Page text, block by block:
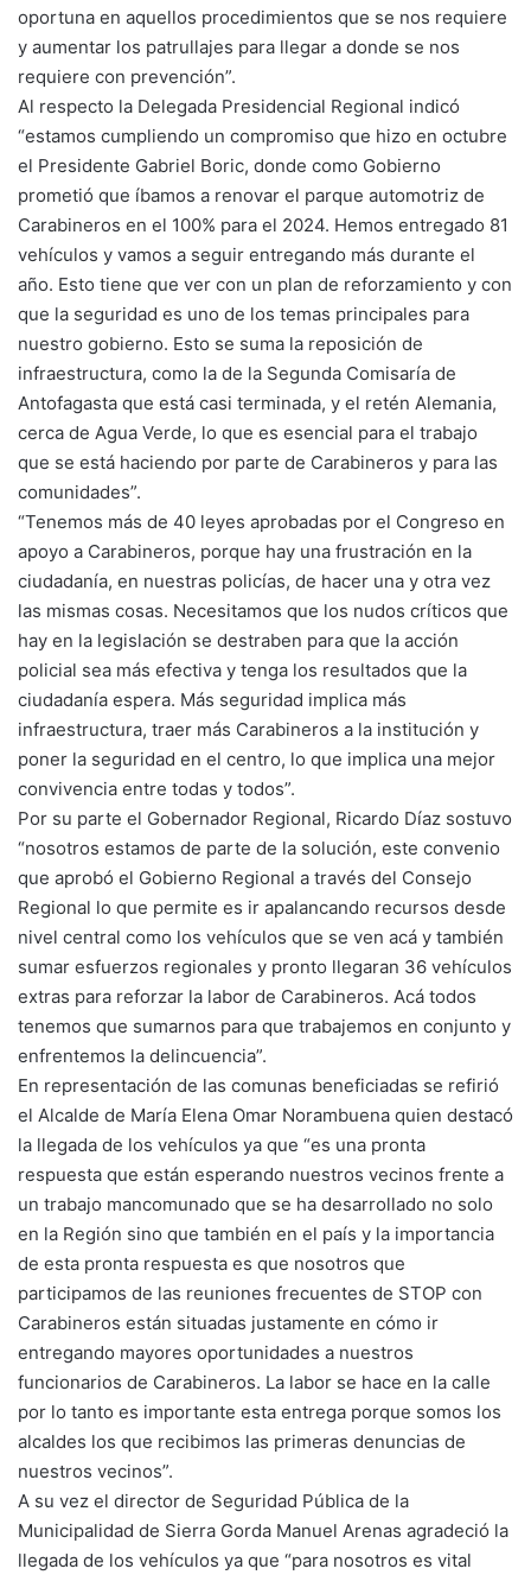
oportuna en aquellos procedimientos que se nos requiere
y aumentar los patrullajes para llegar a donde se nos
requiere con prevención”.
Al respecto la Delegada Presidencial Regional indicó
“estamos cumpliendo un compromiso que hizo en octubre
el Presidente Gabriel Boric, donde como Gobierno
prometió que íbamos a renovar el parque automotriz de
Carabineros en el 100% para el 2024. Hemos entregado 81
vehículos y vamos a seguir entregando más durante el
año. Esto tiene que ver con un plan de reforzamiento y con
que la seguridad es uno de los temas principales para
nuestro gobierno. Esto se suma la reposición de
infraestructura, como la de la Segunda Comisaría de
Antofagasta que está casi terminada, y el retén Alemania,
cerca de Agua Verde, lo que es esencial para el trabajo
que se está haciendo por parte de Carabineros y para las
comunidades”.
“Tenemos más de 40 leyes aprobadas por el Congreso en
apoyo a Carabineros, porque hay una frustración en la
ciudadanía, en nuestras policías, de hacer una y otra vez
las mismas cosas. Necesitamos que los nudos críticos que
hay en la legislación se destraben para que la acción
policial sea más efectiva y tenga los resultados que la
ciudadanía espera. Más seguridad implica más
infraestructura, traer más Carabineros a la institución y
poner la seguridad en el centro, lo que implica una mejor
convivencia entre todas y todos”.
Por su parte el Gobernador Regional, Ricardo Díaz sostuvo
“nosotros estamos de parte de la solución, este convenio
que aprobó el Gobierno Regional a través del Consejo
Regional lo que permite es ir apalancando recursos desde
nivel central como los vehículos que se ven acá y también
sumar esfuerzos regionales y pronto llegaran 36 vehículos
extras para reforzar la labor de Carabineros. Acá todos
tenemos que sumarnos para que trabajemos en conjunto y
enfrentemos la delincuencia”.
En representación de las comunas beneficiadas se refirió
el Alcalde de María Elena Omar Norambuena quien destacó
la llegada de los vehículos ya que “es una pronta
respuesta que están esperando nuestros vecinos frente a
un trabajo mancomunado que se ha desarrollado no solo
en la Región sino que también en el país y la importancia
de esta pronta respuesta es que nosotros que
participamos de las reuniones frecuentes de STOP con
Carabineros están situadas justamente en cómo ir
entregando mayores oportunidades a nuestros
funcionarios de Carabineros. La labor se hace en la calle
por lo tanto es importante esta entrega porque somos los
alcaldes los que recibimos las primeras denuncias de
nuestros vecinos”.
A su vez el director de Seguridad Pública de la
Municipalidad de Sierra Gorda Manuel Arenas agradeció la
llegada de los vehículos ya que “para nosotros es vital